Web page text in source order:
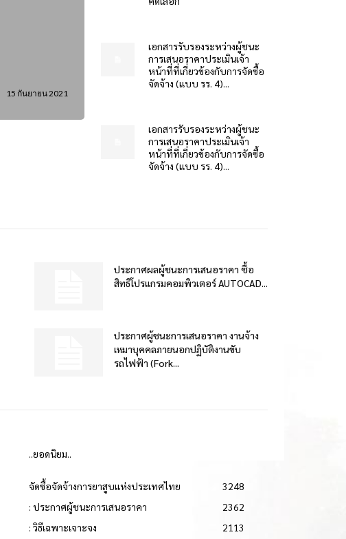
15 กันยายน 2021
เอกสารรับรองระหว่างผู้ชนะ
การเสนอราคาประเมินเจ้า
หน้าที่ที่เกี่ยวข้องกับการจัดซื้อ
จัดจ้าง (แบบ รร. 4)...
เอกสารรับรองระหว่างผู้ชนะ
การเสนอราคาประเมินเจ้า
หน้าที่ที่เกี่ยวข้องกับการจัดซื้อ
จัดจ้าง (แบบ รร. 4)...
ประกาศผลผู้ชนะการเสนอราคา ซื้อ
สิทธิโปรแกรมคอมพิวเตอร์ AUTOCAD...
ประกาศผู้ชนะการเสนอราคา งานจ้าง
เหมาบุคคลภายนอกปฏิบัติงานขับ
รถไฟฟ้า (Fork...
..ยอดนิยม..
จัดซื้อจัดจ้างการยาสูบแห่งประเทศไทย
3248
: ประกาศผู้ชนะการเสนอราคา
2362
: วิธีเฉพาะเจาะจง
2113